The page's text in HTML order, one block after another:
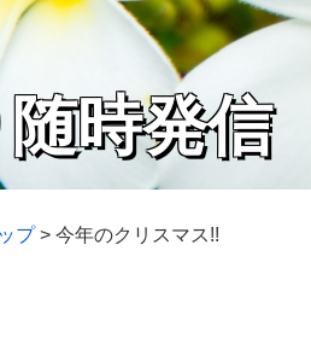
時発信
プ> 今年のクリスマス!!